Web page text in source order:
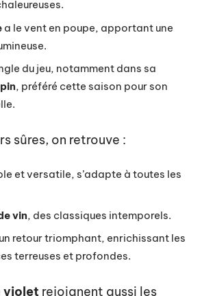
a le vent en poupe, apportant une
du jeu, notamment dans sa
, préféré cette saison pour son
sûres, on retrouve :
et versatile, s’adapte à toutes les
vin, des classiques intemporels.
retour triomphant, enrichissant les
terreuses et profondes.
violet rejoignent aussi les